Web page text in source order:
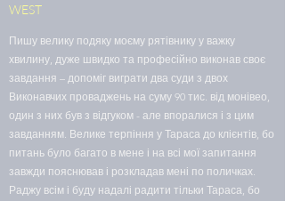
WEST
Пишу велику подяку моєму рятівнику у важку
хвилину, дуже швидко та професійно виконав своє
завдання – допоміг виграти два суди з двох
Виконавчих проваджень на суму 90 тис. від монівео,
один з них був з відгуком - але впоралися і з цим
завданням. Велике терпіння у Тараса до клієнтів, бо
питань було багато в мене і на всі мої запитання
завжди пояснював і розкладав мені по поличках.
Раджу всім і буду надалі радити тільки Тараса, бо